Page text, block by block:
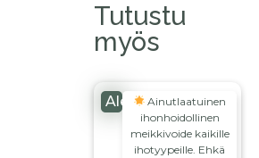
Tutustu
myös
Ale!
Ainutlaatuinen
ihonhoidollinen
meikkivoide kaikille
ihotyypeille. Ehkä